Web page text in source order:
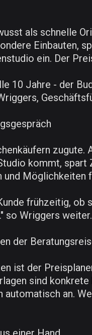
als schnelle
Einbauten,
ein. Der
10 Jahre - der
kommt,
Möglichkeiten
frühzeitig, ob
so Wriggers weiter.
der
ist der
sind
automatisch an.